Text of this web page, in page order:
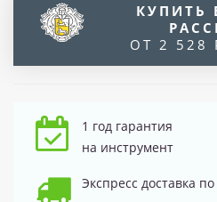
КУПИТЬ
ОТ 2 528
1 год гарантия
на инструмент
Экспресс доставка